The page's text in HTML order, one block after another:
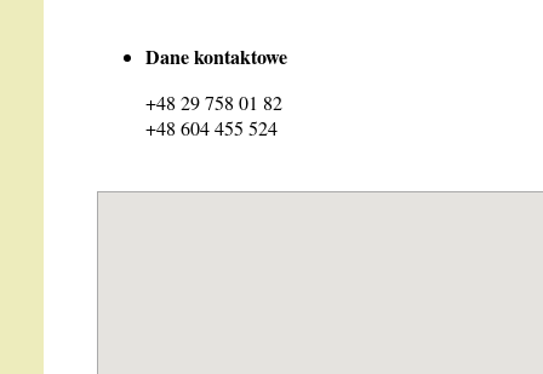
Dane kontaktowe
+48 29 758 01 82
+48 604 455 524